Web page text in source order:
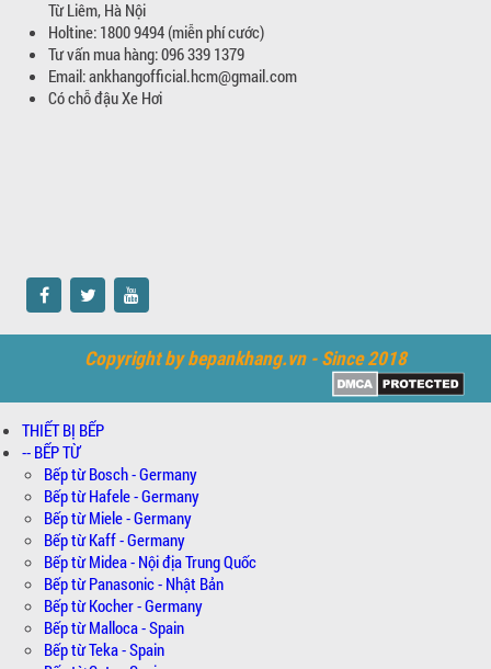
Từ Liêm, Hà Nội
Holtine: 1800 9494 (miễn phí cước)
Tư vấn mua hàng: 096 339 1379
Email: ankhangofficial.hcm@gmail.com
Có chỗ đậu Xe Hơi
Copyright by bepankhang.vn - Since 2018
THIẾT BỊ BẾP
-- BẾP TỪ
Bếp từ Bosch - Germany
Bếp từ Hafele - Germany
Bếp từ Miele - Germany
Bếp từ Kaff - Germany
Bếp từ Midea - Nội địa Trung Quốc
Bếp từ Panasonic - Nhật Bản
Bếp từ Kocher - Germany
Bếp từ Malloca - Spain
Bếp từ Teka - Spain